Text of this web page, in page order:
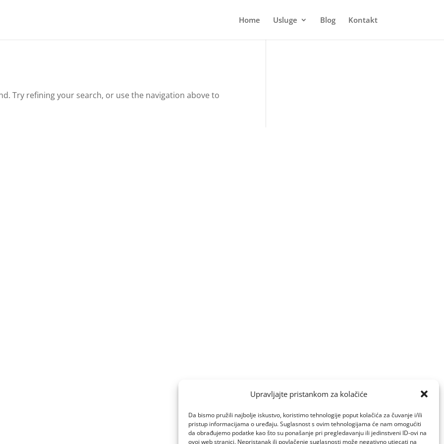
Upravljajte pristankom za kolačiće
Da bismo pružili najbolje iskustvo, koristimo tehnologije poput kolačića za čuvanje i/ili
pristup informacijama o uređaju. Suglasnost s ovim tehnologijama će nam omogućiti
da obrađujemo podatke kao što su ponašanje pri pregledavanju ili jedinstveni ID-ovi na
ovoj web stranici. Nepristanak ili povlačenje suglasnosti može negativno utjecati na
Home Usluge Blog Kontakt
Try refining your search, or use the navigation above to